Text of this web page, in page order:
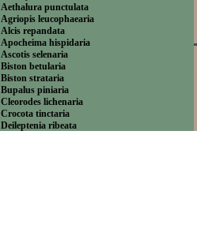
Aethalura punctulata
Agriopis leucophaearia
Alcis repandata
Apocheima hispidaria
Ascotis selenaria
Biston betularia
Biston strataria
Bupalus piniaria
Cleorodes lichenaria
Crocota tinctaria
Deileptenia ribeata